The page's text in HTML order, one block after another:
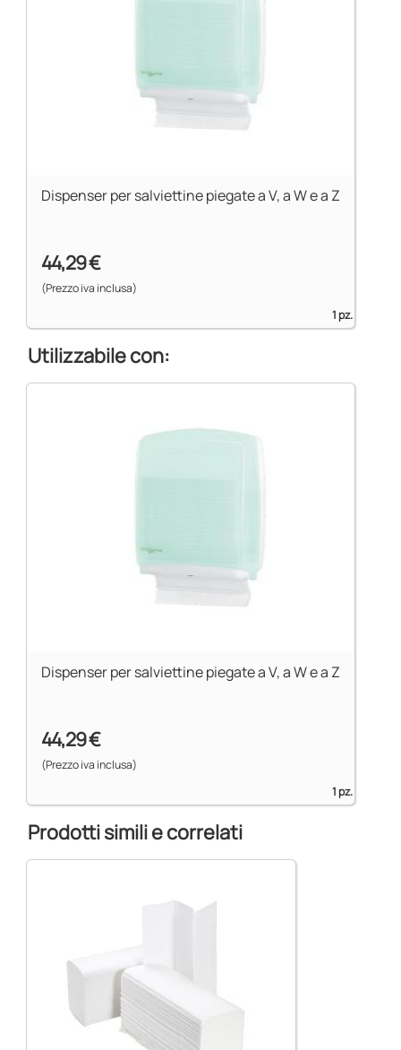
Dispenser per salviettine piegate a V, a W e a Z
44,29 €
(Prezzo iva inclusa)
1 pz.
Utilizzabile con:
Dispenser per salviettine piegate a V, a W e a Z
44,29 €
(Prezzo iva inclusa)
1 pz.
Prodotti simili e correlati